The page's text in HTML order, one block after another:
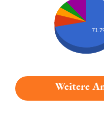
Weitere